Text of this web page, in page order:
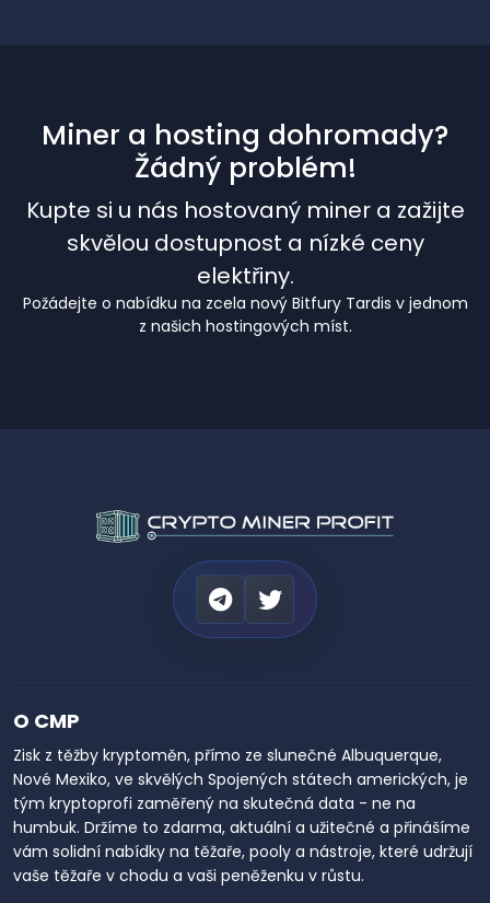
Miner a hosting dohromady?
Žádný problém!
Kupte si u nás hostovaný miner a zažijte
skvělou dostupnost a nízké ceny
elektřiny.
Požádejte o nabídku na zcela nový Bitfury Tardis v jednom
z našich hostingových míst.
O CMP
Zisk z těžby kryptoměn, přímo ze slunečné Albuquerque,
Nové Mexiko, ve skvělých Spojených státech amerických, je
tým kryptoprofi zaměřený na skutečná data - ne na
humbuk. Držíme to zdarma, aktuální a užitečné a přinášíme
vám solidní nabídky na těžaře, pooly a nástroje, které udržují
vaše těžaře v chodu a vaši peněženku v růstu.